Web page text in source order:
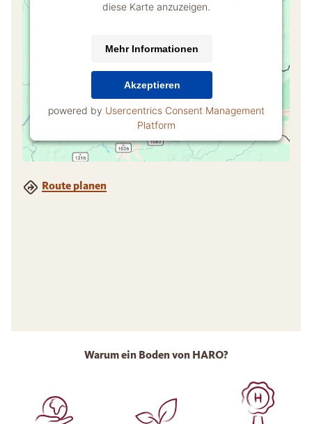
diese Karte anzuzeigen.
Mehr Informationen
Akzeptieren
powered by Usercentrics Consent Management
Platform
Route planen
Warum ein Boden von HARO?